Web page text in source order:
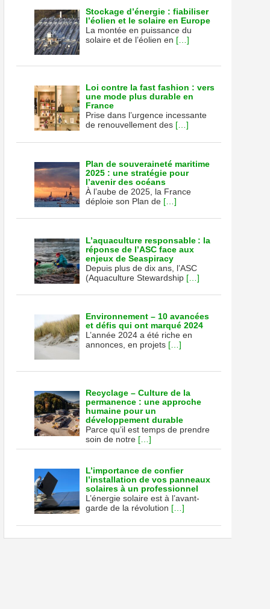
Stockage d’énergie : fiabiliser
l’éolien et le solaire en Europe
La montée en puissance du
solaire et de l’éolien en […]
Loi contre la fast fashion : vers
une mode plus durable en
France
Prise dans l’urgence incessante
de renouvellement des […]
Plan de souveraineté maritime
2025 : une stratégie pour
l’avenir des océans
À l’aube de 2025, la France
déploie son Plan de […]
L’aquaculture responsable : la
réponse de l’ASC face aux
enjeux de Seaspiracy
Depuis plus de dix ans, l’ASC
(Aquaculture Stewardship […]
Environnement – 10 avancées
et défis qui ont marqué 2024
L’année 2024 a été riche en
annonces, en projets […]
Recyclage – Culture de la
permanence : une approche
humaine pour un
développement durable
Parce qu’il est temps de prendre
soin de notre […]
L’importance de confier
l’installation de vos panneaux
solaires à un professionnel
L’énergie solaire est à l’avant-
garde de la révolution […]